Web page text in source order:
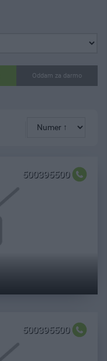
Oddam za darmo
500395500
500395500